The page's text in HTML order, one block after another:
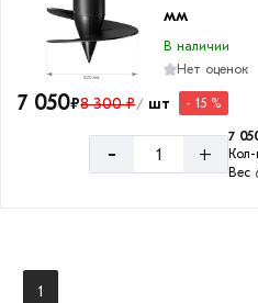
мм
В наличии
Нет оценок
7 050₽8 300 ₽/ шт - 15 %
- +
7
Кол-
Вес
1